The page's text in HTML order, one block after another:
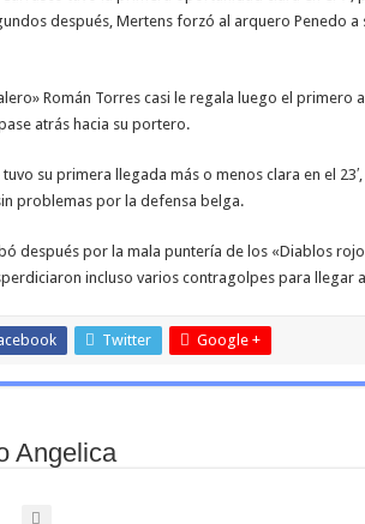
después, Mertens forzó al arquero Penedo
Román Torres casi le regala luego el primero
atrás hacia su portero.
su primera llegada más o menos clara en el
problemas por la defensa belga.
después por la mala puntería de los «Diablos
incluso varios contragolpes para llegar
Twitter Google +
Angelica